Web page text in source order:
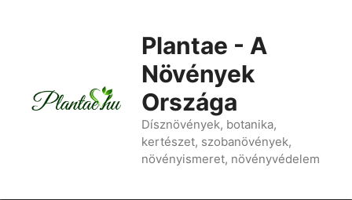
Plantae - A
Növények
Országa
Dísznövények, botanika,
kertészet, szobanövények,
növényismeret, növényvédelem